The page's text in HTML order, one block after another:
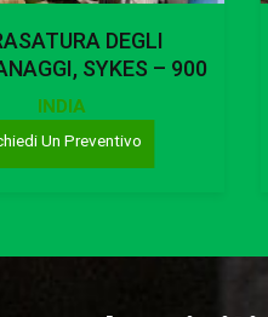
HOBBING, PFAUTER –
P1500
INDIA
Un Preventivo